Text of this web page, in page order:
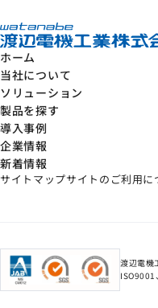
ホーム
当社について
ソリューション
製品を探す
導入事例
企業情報
新着情報
サイトマップサイトのご利用に
渡辺電機
ISO9001